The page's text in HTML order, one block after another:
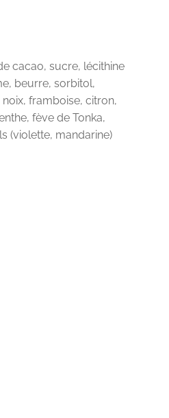
cacao, sucre, lécithine
beurre, sorbitol,
framboise, citron,
fève de Tonka,
(violette, mandarine)